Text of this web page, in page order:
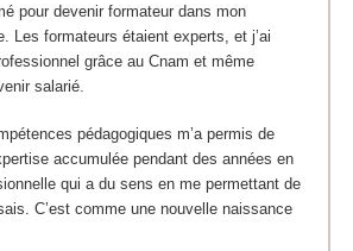
pour devenir formateur dans mon
Les formateurs étaient experts, et j’ai
grâce au Cnam et même
salarié.
pédagogiques m’a permis de
accumulée pendant des années en
qui a du sens en me permettant de
C’est comme une nouvelle naissance